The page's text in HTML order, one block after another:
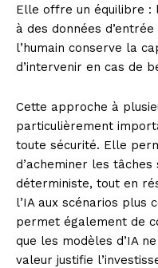
Elle offre un équilibre :
à des données
l’humain conserve la
d’intervenir en cas de
Cette approche à
particulièrement
toute sécurité. Elle
d’acheminer les
déterministe, tout en
l’IA aux scénarios plus
permet également de
que les modèles d’IA
valeur justifie